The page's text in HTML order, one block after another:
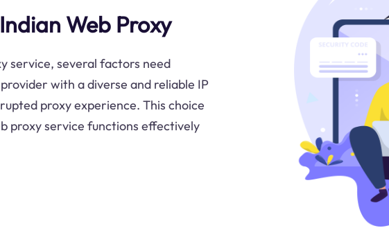
Web Proxy
service, several factors need
with a diverse and reliable IP
proxy experience. This choice
proxy service functions effectively